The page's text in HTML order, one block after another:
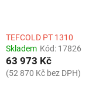
TEFCOLD PT 1310
Skladem Kód: 17826
63 973 Kč
(52 870 Kč bez DPH)